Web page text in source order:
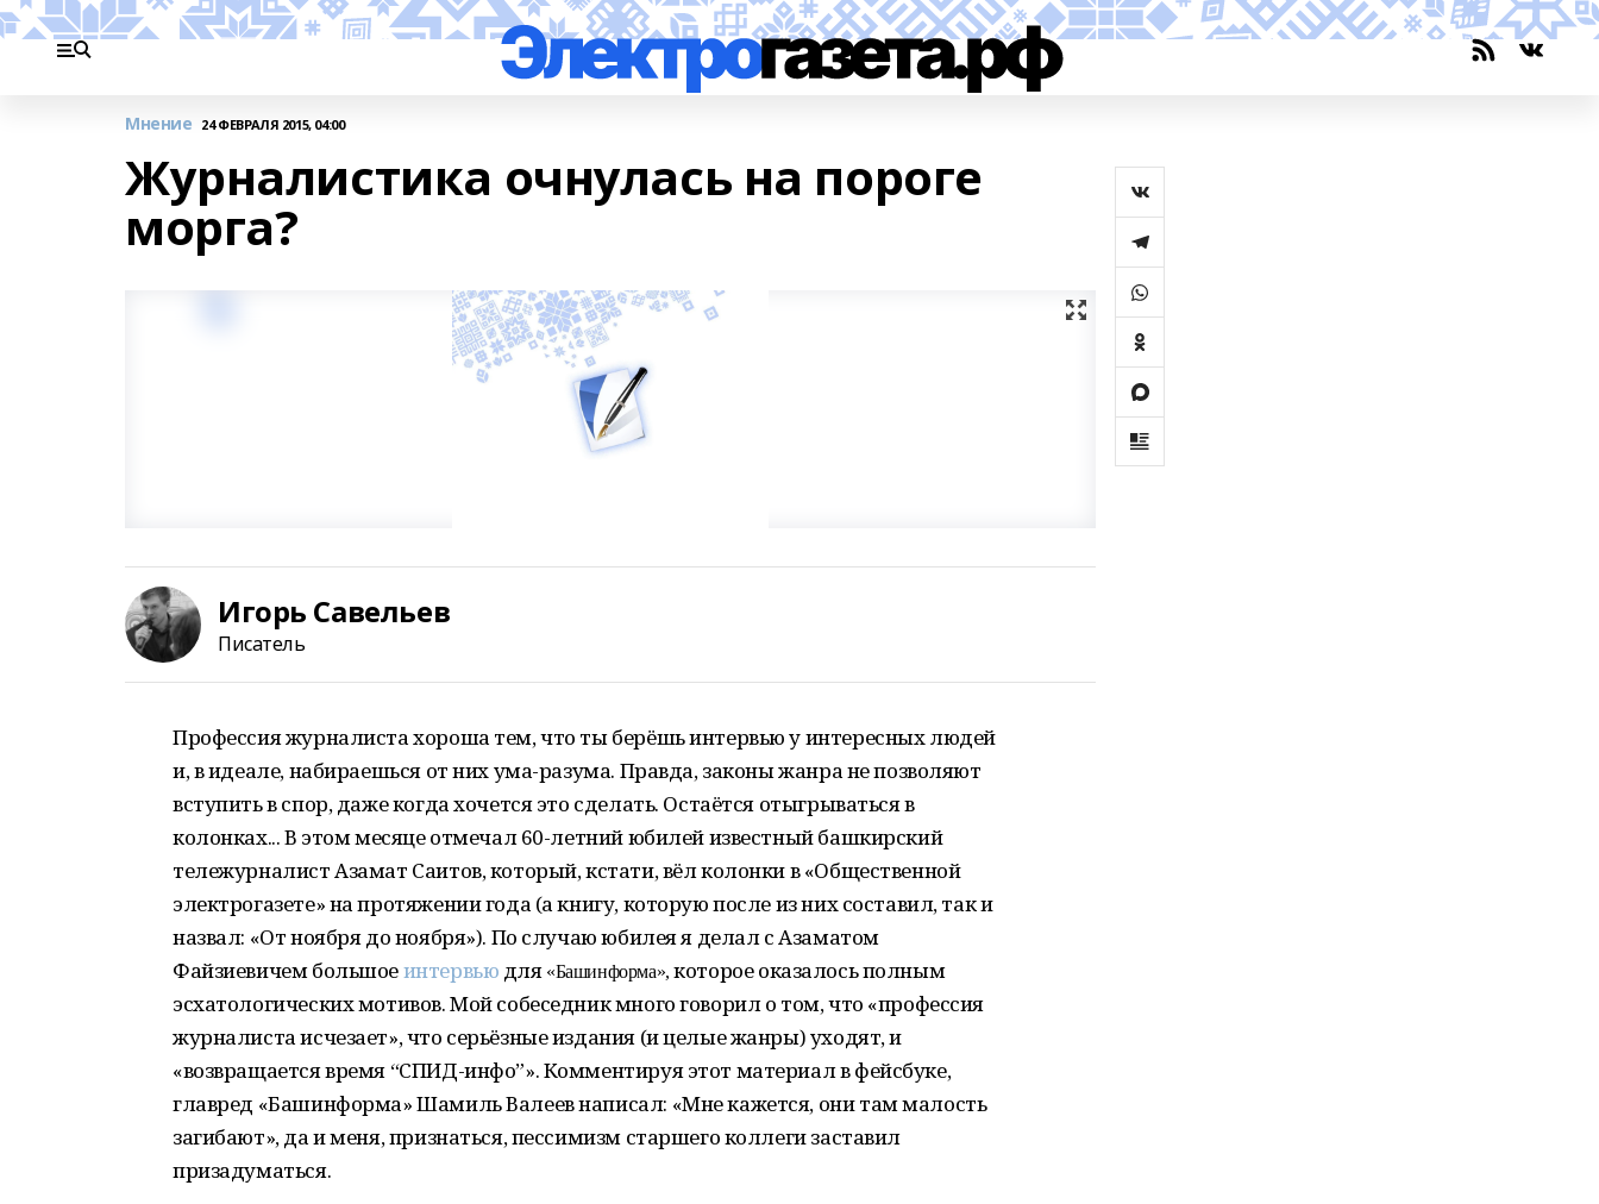
Мнение 24 ФЕВРАЛЯ 2015, 04:00
Журналистика очнулась на пороге
морга?
Игорь Савельев
Писатель
Профессия журналиста хороша тем, что ты берёшь интервью у интересных людей
и, в идеале, набираешься от них ума-разума. Правда, законы жанра не позволяют
вступить в спор, даже когда хочется это сделать. Остаётся отыгрываться в
колонках... В этом месяце отмечал 60-летний юбилей известный башкирский
тележурналист Азамат Саитов, который, кстати, вёл колонки в «Общественной
электрогазете» на протяжении года (а книгу, которую после из них составил, так и
назвал: «От ноября до ноября»). По случаю юбилея я делал с Азаматом
Файзиевичем большоеинтервью для «Башинформа», которое оказалось полным
эсхатологических мотивов. Мой собеседник много говорил о том, что «профессия
журналиста исчезает», что серьёзные издания (и целые жанры) уходят, и
«возвращается время “СПИД-инфо”». Комментируя этот материал в фейсбуке,
главред «Башинформа» Шамиль Валеев написал: «Мне кажется, они там малость
загибают», да и меня, признаться, пессимизм старшего коллеги заставил
призадуматься.